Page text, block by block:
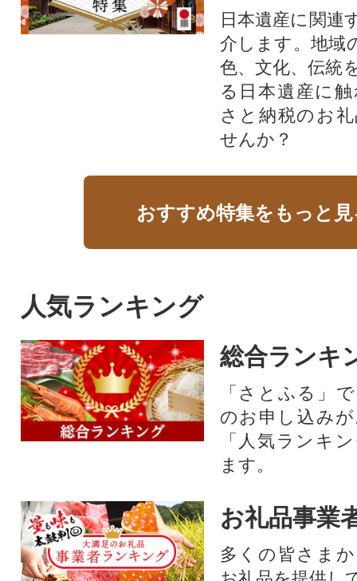
日本遺産に関連
介します。地域
色、文化、伝統
る日本遺産に
さと納税のお
せんか？​​​
おすすめ特集をもっと
人気ランキング
総合ランキ
「さとふる」
のお申し込み
「人気ランキ
ます。
お礼品事業
多くの皆さま